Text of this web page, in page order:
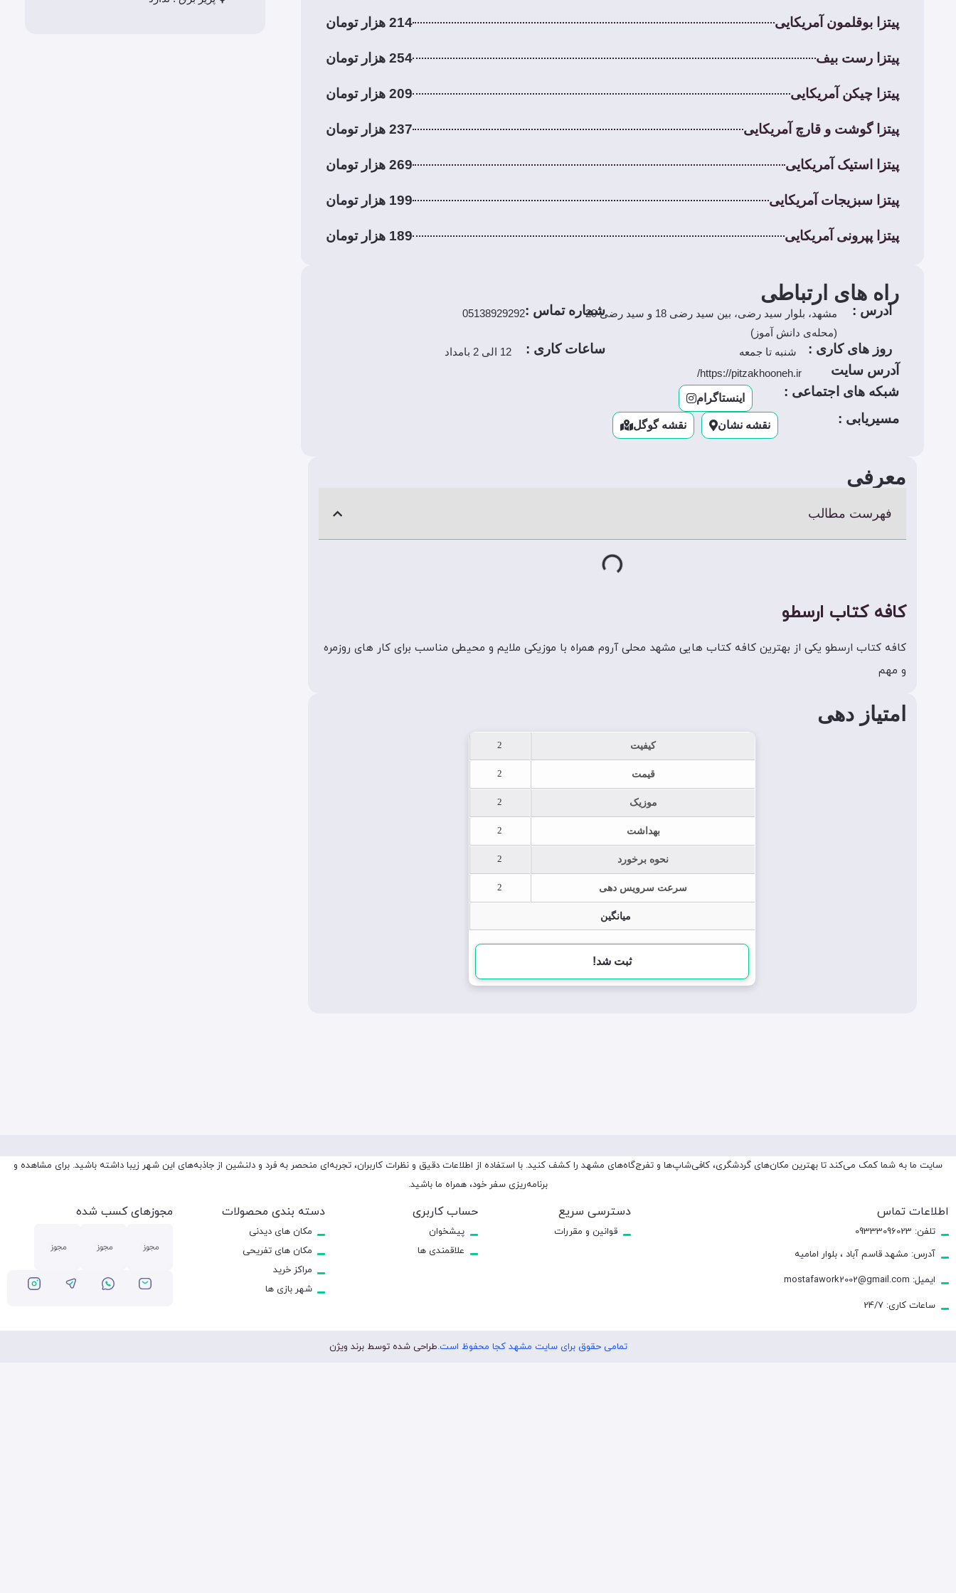
پیتزا بوقلمون آمریکایی 214 هزار تومان
پیتزا رست بیف 254 هزار تومان
پیتزا چیکن آمریکایی 209 هزار تومان
پیتزا گوشت و قارچ آمریکایی 237 هزار تومان
پیتزا استیک آمریکایی 269 هزار تومان
پیتزا سبزیجات آمریکایی 199 هزار تومان
پیتزا پپرونی آمریکایی 189 هزار تومان
راه های ارتباطی
آدرس :
مشهد، بلوار سید رضی، بین سید رضی 18 و سید رضی 20
(محله‌ی دانش آموز)
شماره تماس :05138929292
روز های کاری : شنبه تا جمعه ساعات کاری : 12 الی 2 بامداد
آدرس سایت https://pitzakhooneh.ir/
شبکه های اجتماعی : اینستاگرام
مسیریابی : نقشه نشان نقشه گوگل
معرفی
فهرست مطالب
کافه کتاب ارسطو
کافه کتاب ارسطو یکی از بهترین کافه کتاب هایی مشهد محلی آروم همراه با موزیکی ملایم و محیطی مناسب برای کار های روزمره
و مهم
امتیاز دهی
کیفیت 2
قیمت 2
موزیک 2
بهداشت 2
نحوه برخورد 2
سرعت سرویس دهی 2
میانگین
سایت ما به شما کمک می‌کند تا بهترین مکان‌های گردشگری، کافی‌شاپ‌ها و تفرج‌گاه‌های مشهد را کشف کنید. با استفاده از اطلاعات دقیق و نظرات کاربران، تجربه‌ای منحصر به فرد و دلنشین از جاذبه‌های این شهر زیبا داشته باشید. برای مشاهده و
برنامه‌ریزی سفر خود، همراه ما باشید.
اطلاعات تماس
تلفن: 09333096023
آدرس: مشهد قاسم آباد ، بلوار امامیه
ایمیل: mostafawork2002@gmail.com
ساعات کاری: 24/7
دسترسی سریع
قوانین و مقررات
حساب کاربری
پیشخوان
علاقمندی ها
دسته بندی محصولات
مکان های دیدنی
مکان های تفریحی
مراکز خرید
شهر بازی ها
مجوزهای کسب شده
تمامی حقوق برای سایت مشهد کجا محفوظ است.طراحی شده توسط برند ویژن